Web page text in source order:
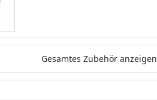
Gesamtes Zubehör anzeigen